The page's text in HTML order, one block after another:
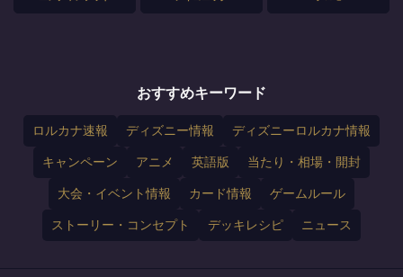
おすすめキーワード
ロルカナ速報 ディズニー情報 ディズニーロルカナ情報
キャンペーン アニメ 英語版 当たり・相場・開封
大会・イベント情報 カード情報 ゲームルール
ストーリー・コンセプト デッキレシピ ニュース